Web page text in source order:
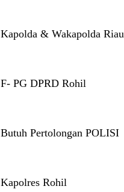
Kapolda & Wakapolda Riau
F- PG DPRD Rohil
Butuh Pertolongan POLISI
Kapolres Rohil